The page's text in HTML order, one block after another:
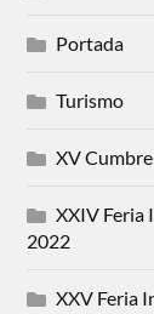
Portada
Turismo
XV
XXIV Feria
2022
XXV Feria